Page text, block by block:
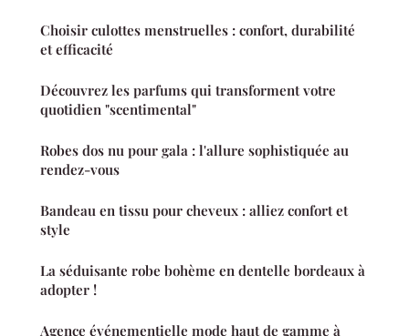
Choisir culottes menstruelles : confort, durabilité
et efficacité
Découvrez les parfums qui transforment votre
quotidien "scentimental"
Robes dos nu pour gala : l'allure sophistiquée au
rendez-vous
Bandeau en tissu pour cheveux : alliez confort et
style
La séduisante robe bohème en dentelle bordeaux à
adopter !
Agence événementielle mode haut de gamme à